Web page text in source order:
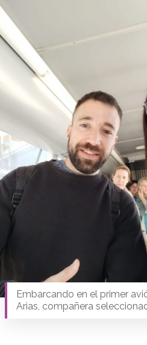
Embarcando en el primer
Arias, compañera